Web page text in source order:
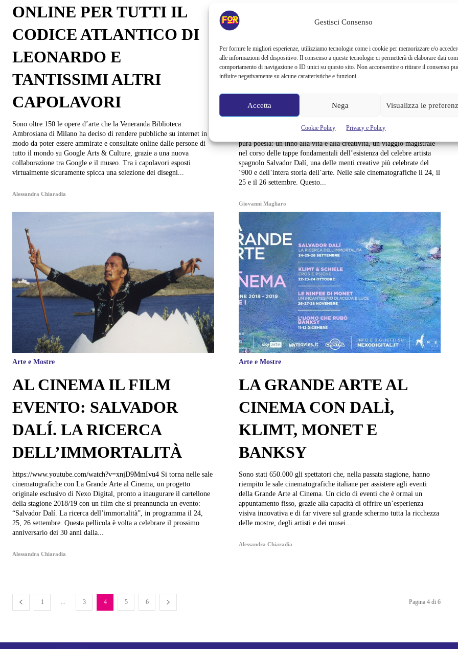
Gestisci Consenso
Per fornire le migliori esperienze, utilizziamo tecnologie come i cookie per memorizzare e/o
alle informazioni del dispositivo. Il consenso a queste tecnologie ci permetterà di elaborare dati
comportamento di navigazione o ID unici su questo sito. Non acconsentire o ritirare il consenso
influire negativamente su alcune caratteristiche e funzioni.
Accetta Nega Visualizza le
Cookie Policy Privacy e Policy
ONLINE PER TUTTI IL
CODICE ATLANTICO DI
LEONARDO E
TANTISSIMI ALTRI
CAPOLAVORI
Sono oltre 150 le opere d’arte che la Veneranda Biblioteca
Ambrosiana di Milano ha deciso di rendere pubbliche su internet in
modo da poter essere ammirate e consultate online dalle persone di
tutto il mondo su Google Arts & Culture, grazie a una nuova
collaborazione tra Google e il museo. Tra i capolavori esposti
virtualmente sicuramente spicca una selezione dei disegni...
Alessandra Chiaradia
“SALVADOR DALÍ. LA
DELL’IMMORTALITÀ”:
LA RECENSIONE DEL
FILM IN ANTEPRIMA
https://www.youtube.com/watch?v=xnjD9MmIvu4 “Salvador Dalí.
La ricerca dell’immortalità”, film diretto dal regista David Pujol, è
pura poesia: un inno alla vita e alla creatività, un viaggio magistrale
nel corso delle tappe fondamentali dell’esistenza del celebre artista
spagnolo Salvador Dalí, una delle menti creative più celebrate del
‘900 e dell’intera storia dell’arte. Nelle sale cinematografiche il 24, il
25 e il 26 settembre. Questo...
Giovanni Magliaro
Arte e Mostre
AL CINEMA IL FILM
EVENTO: SALVADOR
DALÍ. LA RICERCA
DELL’IMMORTALITÀ
https://www.youtube.com/watch?v=xnjD9MmIvu4 Si torna nelle sale
cinematografiche con La Grande Arte al Cinema, un progetto
originale esclusivo di Nexo Digital, pronto a inaugurare il cartellone
della stagione 2018/19 con un film che si preannuncia un evento:
“Salvador Dalí. La ricerca dell’immortalità”, in programma il 24,
25, 26 settembre. Questa pellicola è volta a celebrare il prossimo
anniversario dei 30 anni dalla...
Alessandra Chiaradia
Arte e Mostre
LA GRANDE ARTE AL
CINEMA CON DALÌ,
KLIMT, MONET E
BANKSY
Sono stati 650.000 gli spettatori che, nella passata stagione, hanno
riempito le sale cinematografiche italiane per assistere agli eventi
della Grande Arte al Cinema. Un ciclo di eventi che è ormai un
appuntamento fisso, grazie alla capacità di offrire un’esperienza
visiva innovativa e di far vivere sul grande schermo tutta la ricchezza
delle mostre, degli artisti e dei musei...
Alessandra Chiaradia
1 ... 3 4 5 6 Pagina 4 di 6